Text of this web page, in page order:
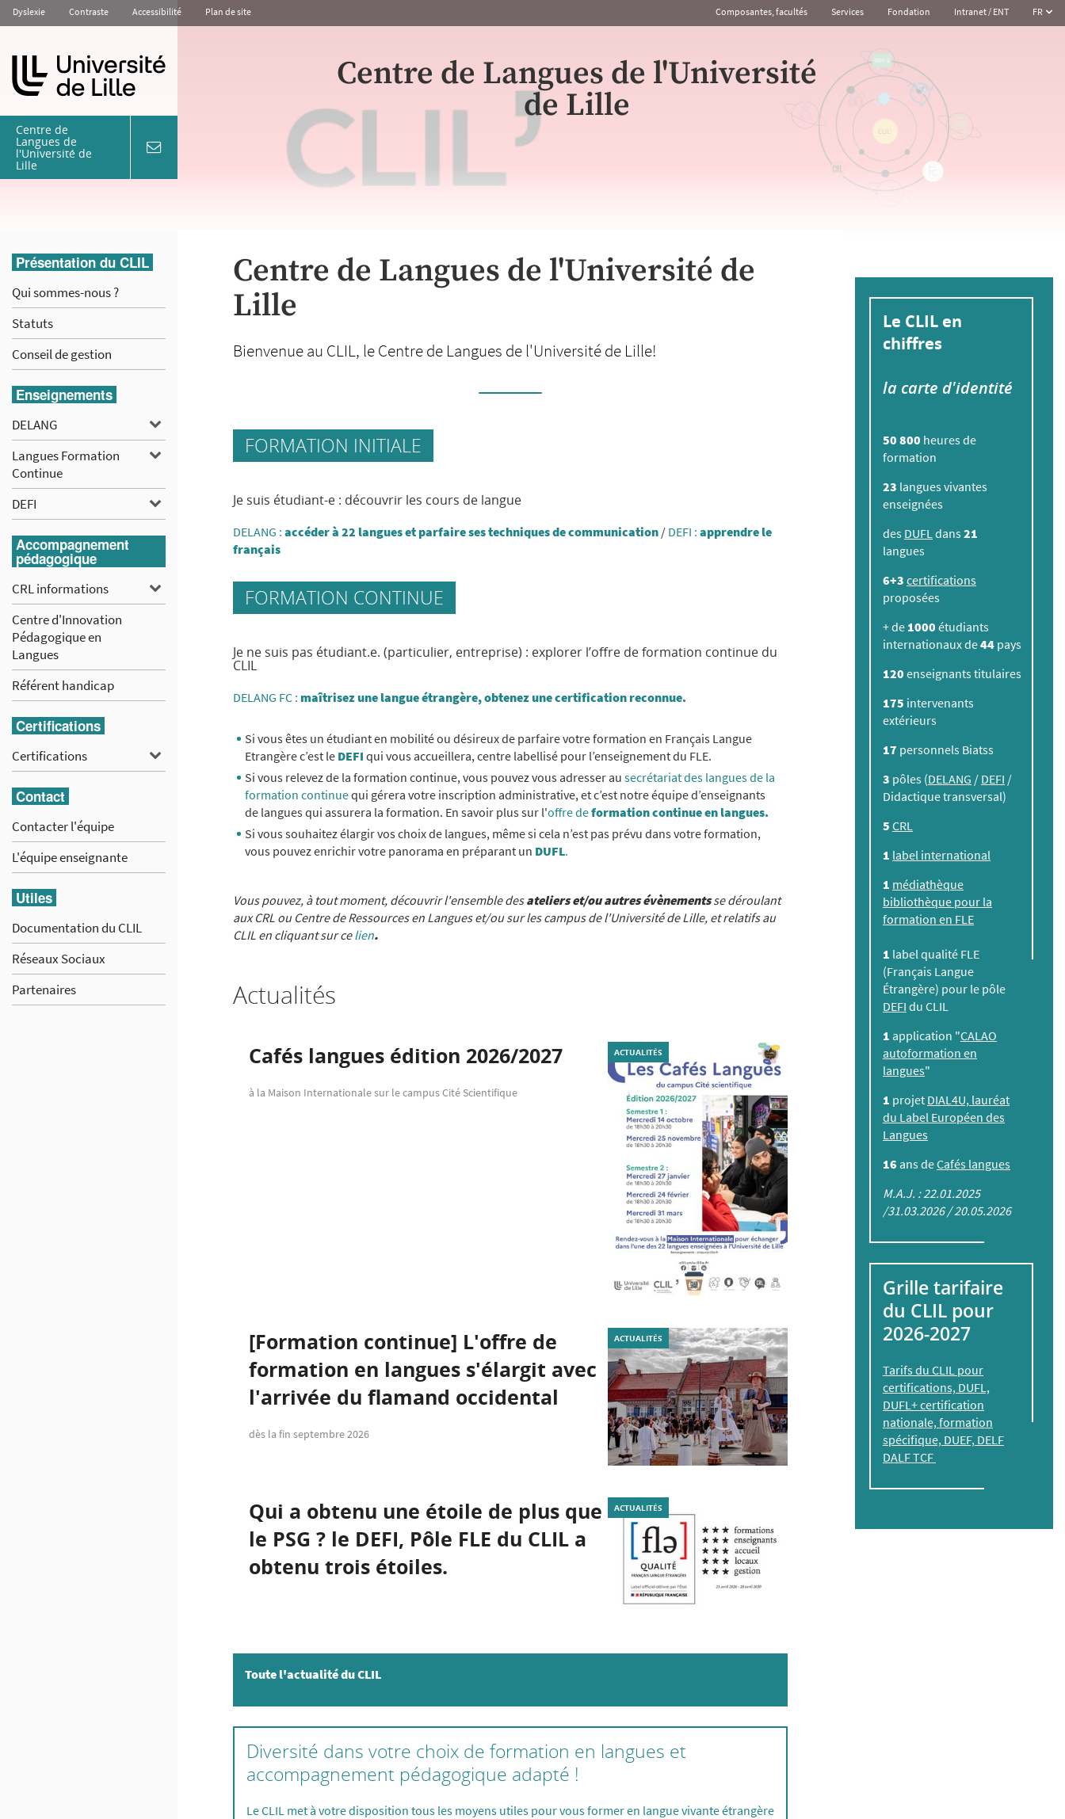
Aller
au
Aller
au
Aller
à
recherche
Dyslexie Contraste Accessibilité Plan de site Composantes, facultés Services Fondation Intranet / ENT FR
Centre de
Langues de
l'Université de
Lille
coordonnées
contact
Centre de Langues de l'Université
de Lille
Présentation du CLIL
Qui sommes-nous ?
Statuts
Conseil de gestion
Enseignements
DELANG
Langues Formation
Continue
DEFI
Accompagnement
pédagogique
CRL informations
Centre d'Innovation
Pédagogique en
Langues
Référent handicap
Certifications
Certifications
Contact
Contacter l'équipe
L'équipe enseignante
Utiles
Documentation du CLIL
Réseaux Sociaux
Partenaires
Centre de Langues de l'Université de
Lille
Bienvenue au CLIL, le Centre de Langues de l'Université de Lille!
FORMATION INITIALE
Je suis étudiant-e : découvrir les cours de langue
DELANG : accéder à 22 langues et parfaire ses techniques de communication / DEFI : apprendre le
français
FORMATION CONTINUE
Je ne suis pas étudiant.e. (particulier, entreprise) : explorer l’offre de formation continue du
CLIL
DELANG FC : maîtrisez une langue étrangère, obtenez une certification reconnue.
Si vous êtes un étudiant en mobilité ou désireux de parfaire votre formation en Français Langue
Etrangère c’est le DEFI qui vous accueillera, centre labellisé pour l’enseignement du FLE.
Si vous relevez de la formation continue, vous pouvez vous adresser au secrétariat des langues de la
formation continuequi gérera votre inscription administrative, et c’est notre équipe d’enseignants
de langues qui assurera la formation. En savoir plus sur l'offre deformation continue en langues.
Si vous souhaitez élargir vos choix de langues, même si cela n’est pas prévu dans votre formation,
vous pouvez enrichir votre panorama en préparant un DUFL.
Vous pouvez, à tout moment, découvrir l'ensemble desateliers et/ou autres évènementsse déroulant
aux CRL ou Centre de Ressources en Langues et/ou sur les campus de l'Université de Lille, et relatifs au
CLIL en cliquant sur celien.
Actualités
Cafés langues édition 2026/2027
à la Maison Internationale sur le campus Cité Scientifique
ACTUALITÉS
[Formation continue] L'offre de
formation en langues s'élargit avec
l'arrivée du flamand occidental
dès la fin septembre 2026
ACTUALITÉS
Qui a obtenu une étoile de plus que
le PSG ? le DEFI, Pôle FLE du CLIL a
obtenu trois étoiles.
ACTUALITÉS
Toute l'actualité du CLIL
Diversité dans votre choix de formation en langues et
accompagnement pédagogique adapté !
Le CLIL met à votre disposition tous les moyens utiles pour vous former en langue vivante étrangère
Le CLIL en
chiffres
la carte d'identité
50 800 heures de
formation
23 langues vivantes
enseignées
des DUFLdans21
langues
6+3 certifications
proposées
+ de 1000 étudiants
internationaux de44pays
120 enseignants titulaires
175 intervenants
extérieurs
17 personnels Biatss
3 pôles (DELANG / DEFI /
Didactique transversal)
5 CRL
1 label international
1 médiathèque
bibliothèque pour la
formation en FLE
1 label qualité FLE
(Français Langue
Étrangère) pour le pôle
DEFI du CLIL
1 application "CALAO
autoformation en
langues"
1 projet DIAL4U, lauréat
du Label Européen des
Langues
16 ans deCafés langues
M.A.J. : 22.01.2025
/31.03.2026 / 20.05.2026
Grille tarifaire
du CLIL pour
2026-2027
Tarifs du CLIL pour
certifications, DUFL,
DUFL+ certification
nationale, formation
spécifique, DUEF, DELF
DALF TCF